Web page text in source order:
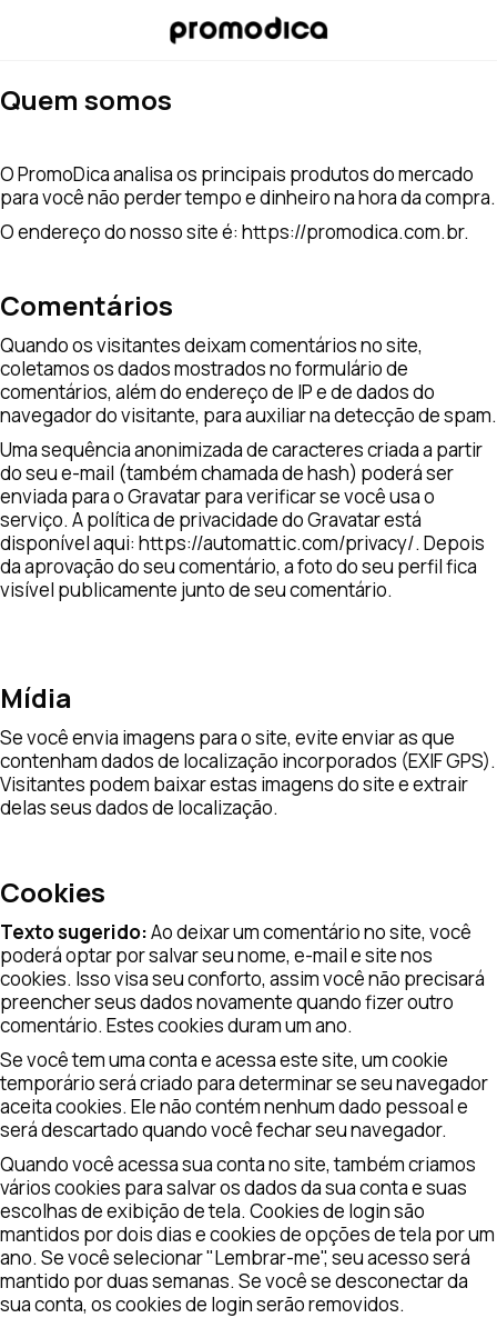
Quem somos
O PromoDica analisa os principais produtos do mercado
para você não perder tempo e dinheiro na hora da compra.
O endereço do nosso site é: https://promodica.com.br.
Comentários
Quando os visitantes deixam comentários no site,
coletamos os dados mostrados no formulário de
comentários, além do endereço de IP e de dados do
navegador do visitante, para auxiliar na detecção de spam.
Uma sequência anonimizada de caracteres criada a partir
do seu e-mail (também chamada de hash) poderá ser
enviada para o Gravatar para verificar se você usa o
serviço. A política de privacidade do Gravatar está
disponível aqui: https://automattic.com/privacy/. Depois
da aprovação do seu comentário, a foto do seu perfil fica
visível publicamente junto de seu comentário.
Mídia
Se você envia imagens para o site, evite enviar as que
contenham dados de localização incorporados (EXIF GPS).
Visitantes podem baixar estas imagens do site e extrair
delas seus dados de localização.
Cookies
Texto sugerido:Ao deixar um comentário no site, você
poderá optar por salvar seu nome, e-mail e site nos
cookies. Isso visa seu conforto, assim você não precisará
preencher seus dados novamente quando fizer outro
comentário. Estes cookies duram um ano.
Se você tem uma conta e acessa este site, um cookie
temporário será criado para determinar se seu navegador
aceita cookies. Ele não contém nenhum dado pessoal e
será descartado quando você fechar seu navegador.
Quando você acessa sua conta no site, também criamos
vários cookies para salvar os dados da sua conta e suas
escolhas de exibição de tela. Cookies de login são
mantidos por dois dias e cookies de opções de tela por um
ano. Se você selecionar "Lembrar-me", seu acesso será
mantido por duas semanas. Se você se desconectar da
sua conta, os cookies de login serão removidos.